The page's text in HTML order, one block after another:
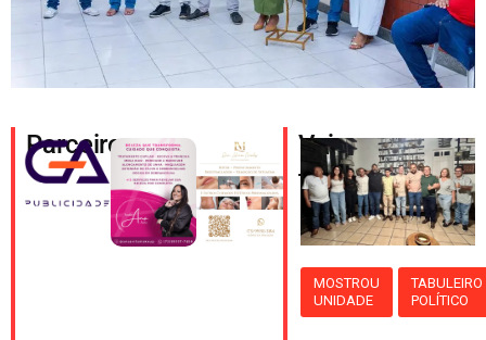
Parceiros
Veja
também
MOSTROU
UNIDADE
TABULEIRO
POLÍTICO